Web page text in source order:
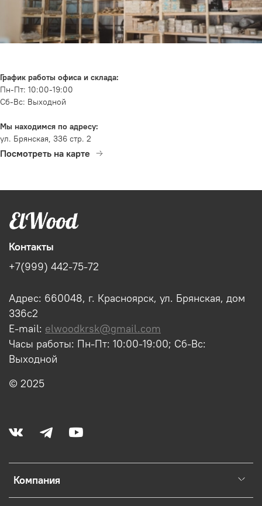
График работы офиса и склада:
Пн-Пт: 10:00-19:00
Сб-Вс: Выходной
Мы находимся по адресу:
ул. Брянская, 336 стр. 2
Посмотреть на карте
Компания
Контакты
+7(999) 442-75-72
Адрес: 660048, г. Красноярск, ул. Брянская, дом
336с2
E-mail: elwoodkrsk@gmail.com
Часы работы: Пн-Пт: 10:00-19:00; Сб-Вс:
Выходной
© 2025